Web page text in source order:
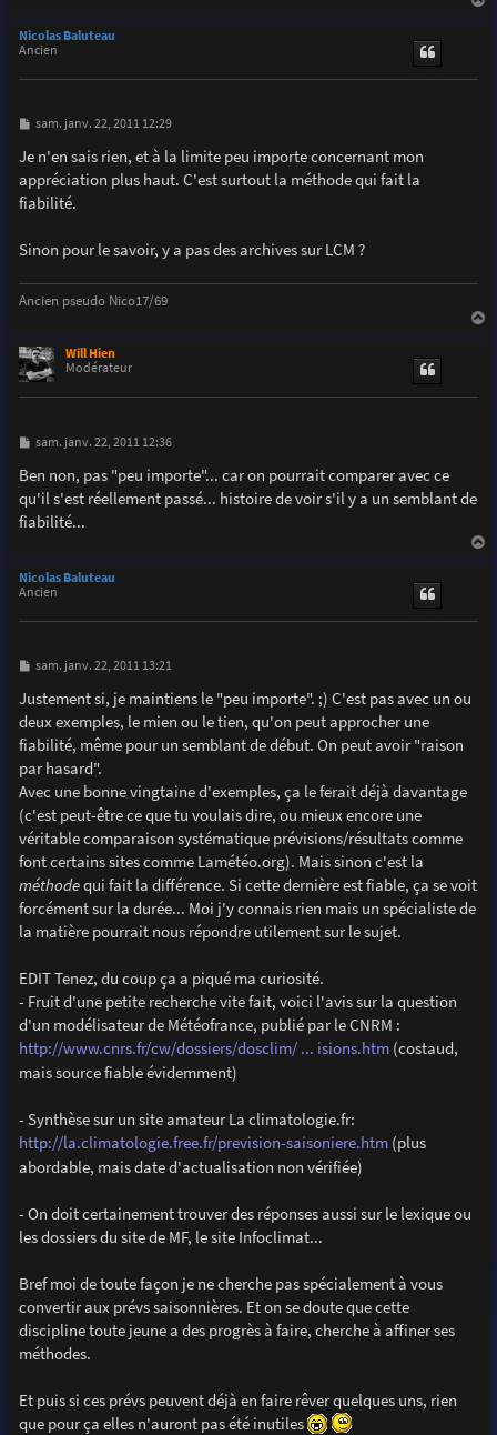
Nicolas Baluteau
Ancien
M
s
s
a
g
e
sam. janv. 22, 2011 12:29
Je n'en sais rien, et à la limite peu importe concernant mon
appréciation plus haut. C'est surtout la méthode qui fait la
fiabilité.
Sinon pour le savoir, y a pas des archives sur LCM ?
Ancien pseudo Nico17/69
Will Hien
Modérateur
M
s
s
a
g
e
sam. janv. 22, 2011 12:36
Ben non, pas "peu importe"... car on pourrait comparer avec ce
qu'il s'est réellement passé... histoire de voir s'il y a un semblant de
fiabilité...
Nicolas Baluteau
Ancien
M
s
s
a
g
e
sam. janv. 22, 2011 13:21
Justement si, je maintiens le "peu importe". ;) C'est pas avec un ou
deux exemples, le mien ou le tien, qu'on peut approcher une
fiabilité, même pour un semblant de début. On peut avoir "raison
par hasard".
Avec une bonne vingtaine d'exemples, ça le ferait déjà davantage
(c'est peut-être ce que tu voulais dire, ou mieux encore une
véritable comparaison systématique prévisions/résultats comme
font certains sites comme Lamétéo.org). Mais sinon c'est la
méthodequi fait la différence. Si cette dernière est fiable, ça se voit
forcément sur la durée... Moi j'y connais rien mais un spécialiste de
la matière pourrait nous répondre utilement sur le sujet.
EDIT Tenez, du coup ça a piqué ma curiosité.
- Fruit d'une petite recherche vite fait, voici l'avis sur la question
d'un modélisateur de Météofrance, publié par le CNRM :
http://www.cnrs.fr/cw/dossiers/dosclim/ ... isions.htm(costaud,
mais source fiable évidemment)
- Synthèse sur un site amateur La climatologie.fr:
http://la.climatologie.free.fr/prevision-saisoniere.htm(plus
abordable, mais date d'actualisation non vérifiée)
- On doit certainement trouver des réponses aussi sur le lexique ou
les dossiers du site de MF, le site Infoclimat...
Bref moi de toute façon je ne cherche pas spécialement à vous
convertir aux prévs saisonnières. Et on se doute que cette
discipline toute jeune a des progrès à faire, cherche à affiner ses
méthodes.
Et puis si ces prévs peuvent déjà en faire rêver quelques uns, rien
que pour ça elles n'auront pas été inutiles